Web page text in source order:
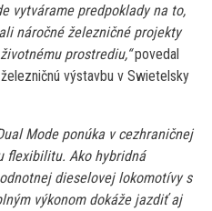
vytvárame predpoklady na to,
náročné železničné projekty
prostrediu,“povedal
výstavbu v Swietelsky
Mode ponúka v cezhraničnej
flexibilitu. Ako hybridná
dieselovej lokomotívy s
výkonom dokáže jazdiť aj